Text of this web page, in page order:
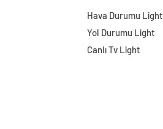
Hava Durumu Light
Yol Durumu Light
Canlı Tv Light